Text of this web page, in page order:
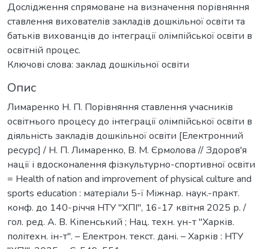
Дослідження спрямоване на визначення порівняння
ставлення вихователів закладів дошкільної освіти та
батьків вихованців до інтеграції олімпійської освіти в
освітній процес.
Ключові слова: заклад дошкільної освіти
Опис
Лимаренко Н. П. Порівняння ставлення учасників
освітнього процесу до інтеграції олімпійської освіти в
діяльність закладів дошкільної освіти [Електронний
ресурс] / Н. П. Лимаренко, В. М. Єрмолова // Здоров'я
нації і вдосконалення фізкультурно-спортивної освіти
= Health of nation and improvement of physical culture and
sports education : матеріали 5-ї Міжнар. наук.-практ.
конф. до 140-річчя НТУ "ХПІ", 16-17 квітня 2025 р. /
гол. ред. А. В. Кіпенський ; Нац. техн. ун-т "Харків.
політехн. ін-т". – Електрон. текст. дані. – Харків : НТУ